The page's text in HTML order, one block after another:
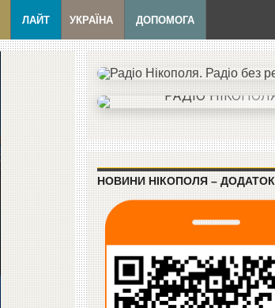
ЛАЙТ УКРАЇНА ДОПОМОГА
НОВИНИ НІКОПОЛЯ – ДОДАТОК